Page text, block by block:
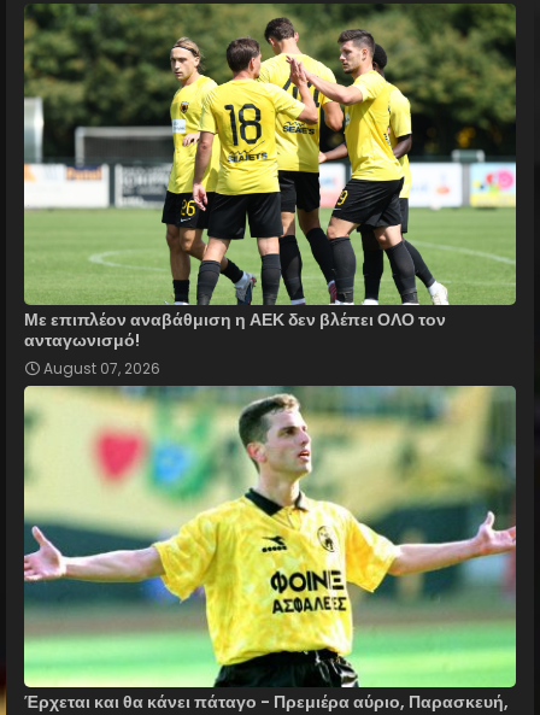
Με επιπλέον αναβάθμιση η ΑΕΚ δεν βλέπει ΟΛΟ τον
ανταγωνισμό!
August 07, 2026
Έρχεται και θα κάνει πάταγο - Πρεμιέρα αύριο, Παρασκευή,